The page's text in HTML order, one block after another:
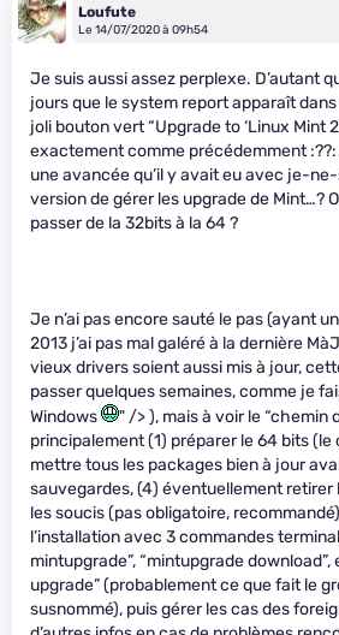
Loufute
Le 14/07/2020 à 09h54
Je suis aussi assez perplexe. D’autant
jours que le system report apparaît
joli bouton vert “Upgrade to ‘Linux Mint
exactement comme précédemment :??:
une avancée qu’il y avait eu avec je-
version de gérer les upgrade de Mint…?
passer de la 32bits à la 64 ?
Je n’ai pas encore sauté le pas (ayant
2013 j’ai pas mal galéré à la dernière
vieux drivers soient aussi mis à jour,
passer quelques semaines, comme je
Windows
" /> ), mais à voir le “chemin
principalement (1) préparer le 64 bits
mettre tous les packages bien à jour
sauvegardes, (4) éventuellement retirer
les soucis (pas obligatoire,
l’installation avec 3 commandes
mintupgrade”, “mintupgrade
upgrade” (probablement ce que fait le
susnommé), puis gérer les cas des